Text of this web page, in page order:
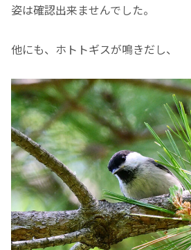
姿は確認出来ませんでした。
他にも、ホトトギスが鳴きだし、